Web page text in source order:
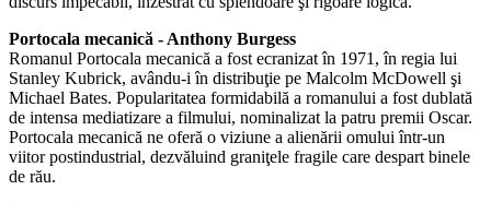
Portocala mecanică - Anthony Burgess
Romanul Portocala mecanică a fost ecranizat în 1971, în regia lui
Stanley Kubrick, avându-i în distribuţie pe Malcolm McDowell şi
Michael Bates. Popularitatea formidabilă a romanului a fost dublată
de intensa mediatizare a filmului, nominalizat la patru premii Oscar.
Portocala mecanică ne oferă o viziune a alienării omului într-un
viitor postindustrial, dezvăluind graniţele fragile care despart binele
de rău.